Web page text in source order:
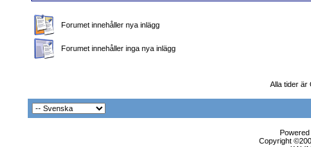
Forumet innehåller nya inlägg
Forumet innehåller inga nya inlägg
Alla tider är
Copyright